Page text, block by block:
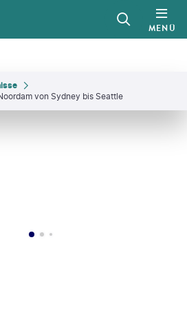
MENÜ
von Sydney bis Seattle